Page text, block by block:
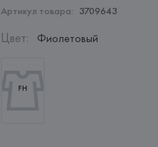
Артикул товара: 3709643
Цвет: Фиолетовый